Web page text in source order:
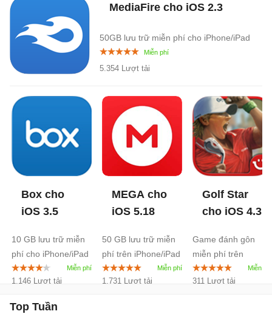
MediaFire cho iOS 2.3
50GB lưu trữ miễn phí cho iPhone/iPad
5.354 Lượt tải
Box cho
iOS 3.5
10 GB lưu trữ miễn
phí cho iPhone/iPad
1.146 Lượt tải
MEGA cho
iOS 5.18
50 GB lưu trữ miễn
phí trên iPhone/iPad
1.731 Lượt tải
Golf Star
cho iOS 4.3
Game đánh gôn
miễn phí trên
iPhone/iPad
311 Lượt tải
Top Tuần